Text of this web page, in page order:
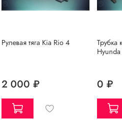
Рулевая тяга Kia Rio 4
2 000 ₽
Трубка
0 ₽